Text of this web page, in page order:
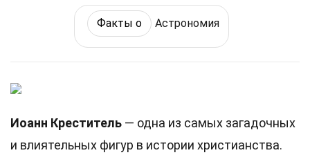
Факты о Астрономия
Иоанн Креститель — одна из самых загадочных
и влиятельных фигур в истории христианства.